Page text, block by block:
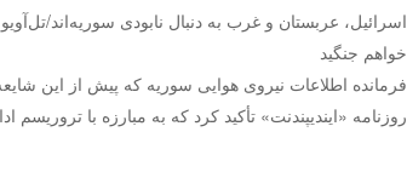
اسرائیل، عربستان و غرب به دنبال نابودی سوریه‌اند/
خواهم جنگید
فرمانده اطلاعات نیروی هوایی سوریه که پیش از این
روزنامه «ایندیپندنت» تأکید کرد که به مبارزه با تروریسم